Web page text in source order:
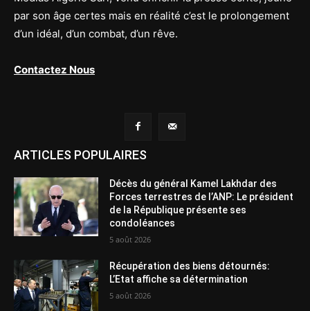
par son âge certes mais en réalité c’est le prolongement
d’un idéal, d’un combat, d’un rêve.
Contactez Nous
ARTICLES POPULAIRES
Décès du général Kamel Lakhdar des
Forces terrestres de l’ANP: Le président
de la République présente ses
condoléances
5 août 2026
Récupération des biens détournés:
L’Etat affiche sa détermination
5 août 2026